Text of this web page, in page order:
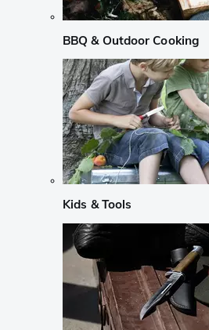
BBQ & Outdoor Cooking
Kids & Tools